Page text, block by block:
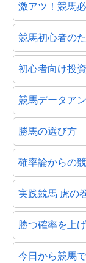
激アツ！競馬
競馬初心者の
初心者向け投
競馬データア
勝馬の選び方
確率論からの
実践競馬 虎の
勝つ確率を上
今日から競馬